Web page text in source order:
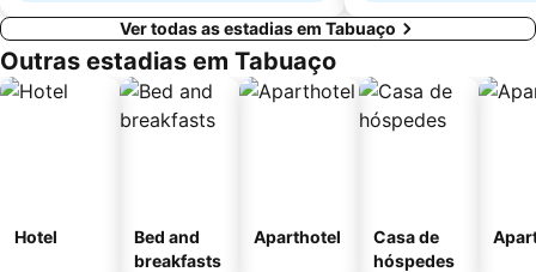
Ver todas as estadias em Tabuaço
Outras estadias em Tabuaço
Hotel
Bed and
breakfasts
Aparthotel
Casa de
hóspedes